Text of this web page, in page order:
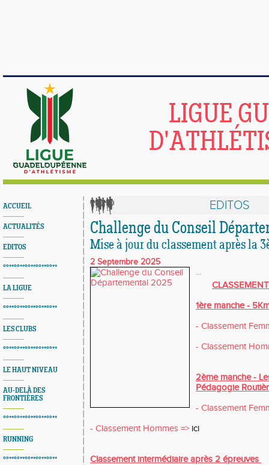
LIGUE
ACCUEIL
ACTUALITÉS
EDITOS
°°**°°**°°**°°**°°**
LA LIGUE
°°**°°**°°**°°**°°**
LES CLUBS
°°**°°**°°**°°**°°**
LE HAUT NIVEAU
AU-DELÀ DES
FRONTIÈRES
°°**°°**°°**°°**°°**
RUNNING
°°**°°**°°**°°**°°**
EDITOS
Challenge du Conseil
Mise à jour du classement après la
2 Septembre 2025
...
1ère manche -
- Classement
- Classement
2ème manche -
Pédagogie
- Classement
- Classement Hommes => ici
Classement intermédiaire après 2 épreuves